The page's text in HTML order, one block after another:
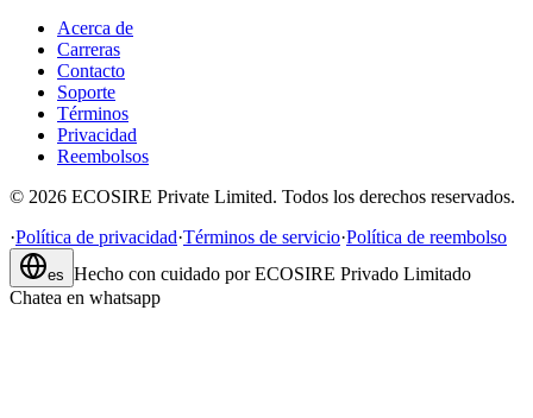
Acerca de
Carreras
Contacto
Soporte
Términos
Privacidad
Reembolsos
© 2026 ECOSIRE Private Limited. Todos los derechos reservados.
·Política de privacidad·Términos de servicio·Política de reembolso
es Hecho con cuidado por ECOSIRE Privado Limitado
Chatea en whatsapp